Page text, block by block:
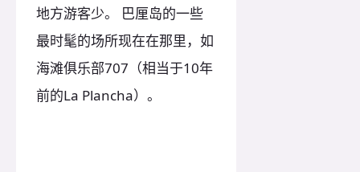
地方游客少。 巴厘岛的一些
最时髦的场所现在在那里，如
海滩俱乐部707（相当于10年
前的La Plancha）。